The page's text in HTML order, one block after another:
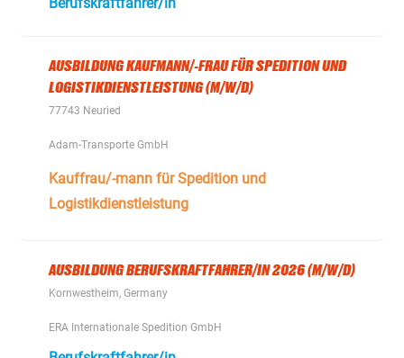
AUSBILDUNG KAUFMANN/-FRAU FÜR SPEDITION UND
LOGISTIKDIENSTLEISTUNG (M/W/D)
77743 Neuried
Adam-Transporte GmbH
Kauffrau/-mann für Spedition und
Logistikdienstleistung
AUSBILDUNG BERUFSKRAFTFAHRER/IN 2026 (M/W/D)
Kornwestheim, Germany
ERA Internationale Spedition GmbH